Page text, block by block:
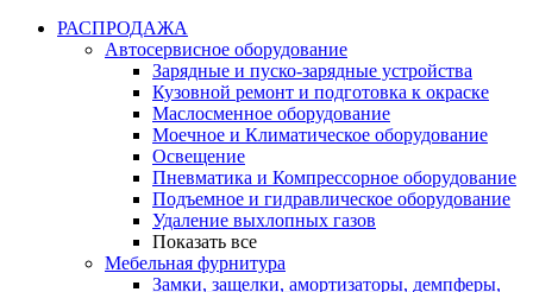
РАСПРОДАЖА
Автосервисное оборудование
Зарядные и пуско-зарядные устройства
Кузовной ремонт и подготовка к окраске
Маслосменное оборудование
Моечное и Климатическое оборудование
Освещение
Пневматика и Компрессорное оборудование
Подъемное и гидравлическое оборудование
Удаление выхлопных газов
Показать все
Мебельная фурнитура
Замки, защелки, амортизаторы, демпферы,